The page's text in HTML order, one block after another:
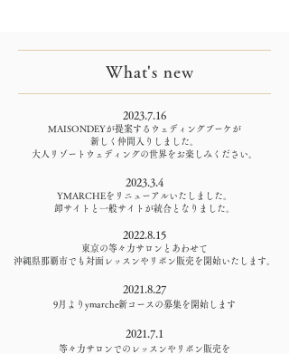
What's new
2023.7.16
MAISONDEYが提案するウェディングブーケが
​新しく仲間入りしました。
​大人リゾートウェディングの世界をお楽しみください。
2023.3.4
YMARCHEをリニューアルい た しました。
​卸サイトと一般サイトが統合となり ました 。
2022.8.15
東京の等々力サロン とあわせて
​沖縄県那覇市でも対面レッスンやリボン販売を開始い たします。
2021.8.27
9月よりymarche新コースの募集を開始します
2021.7.1
等々力サロンでのレッスンやリボン販売を